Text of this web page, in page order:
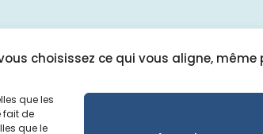
choisissez ce qui vous aligne, même
que les
fait de
que le